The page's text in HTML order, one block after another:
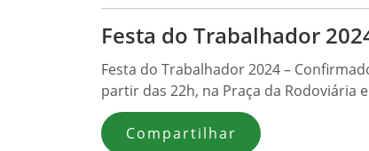
Festa do Trabalhador
Festa do Trabalhador 2024 –
partir das 22h, na Praça da Rodoviária
Compartilhar